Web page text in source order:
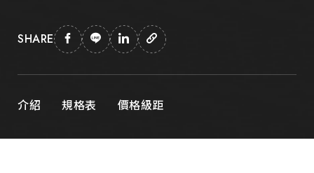
SHARE
介紹 規格表 價格級距